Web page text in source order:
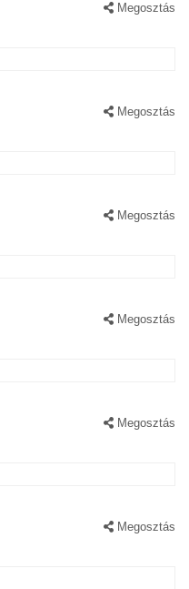
Megosztás
Megosztás
Megosztás
Megosztás
Megosztás
Megosztás